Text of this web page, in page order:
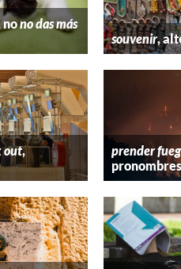
nono das más
souvenir,
out,
prender
pronombres